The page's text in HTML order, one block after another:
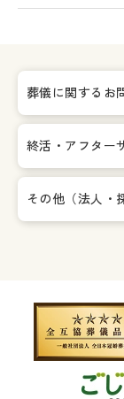
葬儀に関するお
終活・アフター
その他（法人・